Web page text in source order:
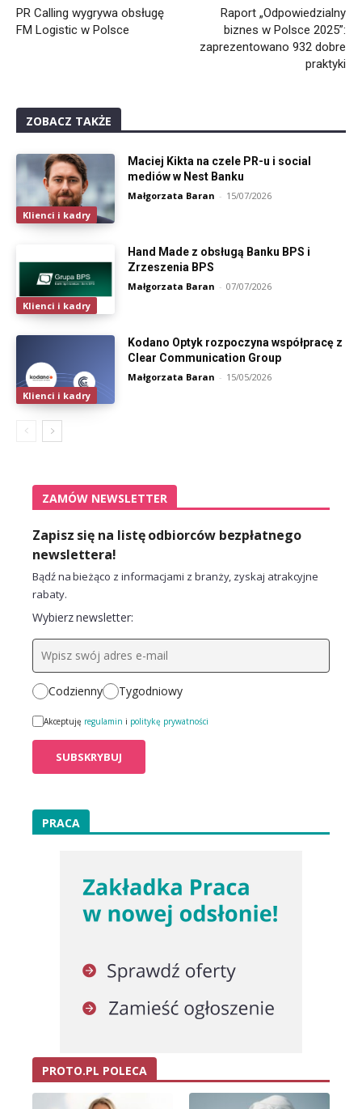
PR Calling wygrywa obsługę
FM Logistic w Polsce
Raport „Odpowiedzialny
biznes w Polsce 2025”:
zaprezentowano 932 dobre
praktyki
ZOBACZ TAKŻE
Klienci i kadry
Maciej Kikta na czele PR-u i social
mediów w Nest Banku
Małgorzata Baran - 15/07/2026
Klienci i kadry
Hand Made z obsługą Banku BPS i
Zrzeszenia BPS
Małgorzata Baran - 07/07/2026
Klienci i kadry
Kodano Optyk rozpoczyna współpracę z
Clear Communication Group
Małgorzata Baran - 15/05/2026
ZAMÓW NEWSLETTER
Zapisz się na listę odbiorców bezpłatnego
newslettera!
Bądź na bieżąco z informacjami z branży, zyskaj atrakcyjne
rabaty.
Wybierz newsletter:
Codzienny Tygodniowy
Akceptuję regulamin i politykę prywatności
PRACA
PROTO.PL POLECA